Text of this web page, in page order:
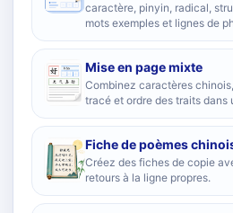
caractère, pinyin, radical,
mots exemples et lignes de
Mise en page mixte
Combinez caractères
tracé et ordre des traits dans
Fiche de poèmes
Créez des fiches de copie
retours à la ligne propres.